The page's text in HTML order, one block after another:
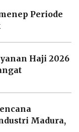
Periode
Haji 2026
Madura,